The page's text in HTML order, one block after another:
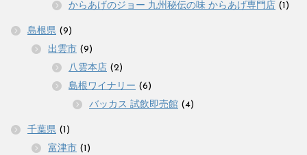
からあげのジョー 九州秘伝の味 からあげ専門店 (1)
島根県 (9)
出雲市 (9)
八雲本店 (2)
島根ワイナリー (6)
バッカス 試飲即売館 (4)
千葉県 (1)
富津市 (1)